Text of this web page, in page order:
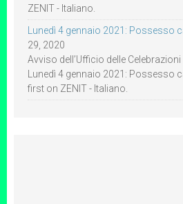
ZENIT - Italiano.
Lunedì 4 gennaio 2021: Possesso
29, 2020
Avviso dell’Ufficio delle
Lunedì 4 gennaio 2021: Possesso
first on ZENIT - Italiano.